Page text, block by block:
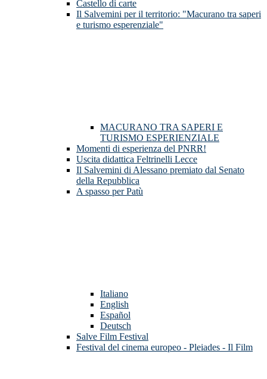
Castello di carte
Il Salvemini per il territorio: "Macurano tra saperi
e turismo esperenziale"
MACURANO TRA SAPERI E
TURISMO ESPERIENZIALE
Momenti di esperienza del PNRR!
Uscita didattica Feltrinelli Lecce
Il Salvemini di Alessano premiato dal Senato
della Repubblica
A spasso per Patù
Italiano
English
Español
Deutsch
Salve Film Festival
Festival del cinema europeo - Pleiades - Il Film